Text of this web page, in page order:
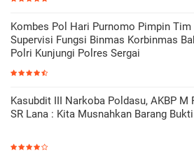
Kombes Pol Hari Purnomo Pimpin Tim
Supervisi Fungsi Binmas Korbinmas
Polri Kunjungi Polres Sergai
Kasubdit III Narkoba Poldasu, AKBP M
SR Lana : Kita Musnahkan Barang